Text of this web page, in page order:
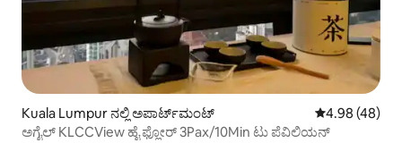
Kuala Lumpur ನಲ್ಲಿ ಅಪಾರ್ಟ್‌ಮಂಟ್ 5 ರಲ್ಲಿ 4.98
4.98 (48)
ಅಗೈಲ್ KLCCView ಹೈ ಫ್ಲೋರ್ 3Pax/10Min ಟು ಪೆವಿಲಿಯನ್